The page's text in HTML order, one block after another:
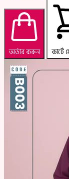
অর্ডার করুন